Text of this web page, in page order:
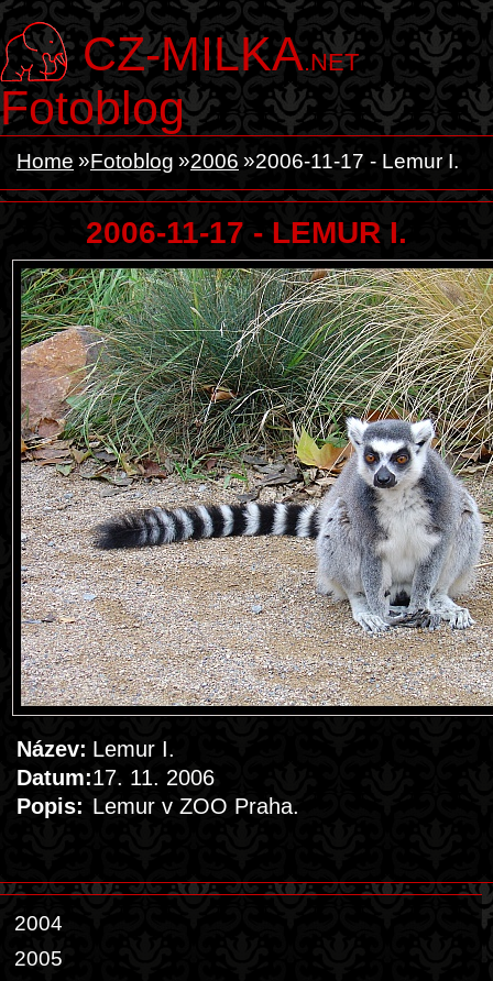
CZ-MILKA.NET
Fotoblog
Home Fotoblog 2006 2006-11-17 - Lemur I.
2006-11-17 - LEMUR I.
Název: Lemur I.
Datum:17. 11. 2006
Popis: Lemur v ZOO Praha.
2004
2005